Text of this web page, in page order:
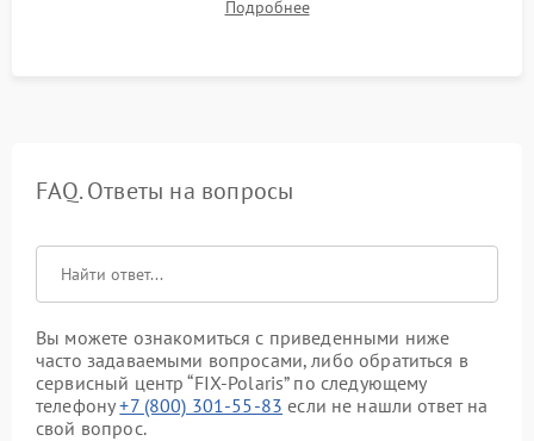
Тестирование автоматического возврата на док-станцию и
Подробнее
FAQ. Ответы на вопросы
Вы можете ознакомиться с приведенными ниже
часто задаваемыми вопросами, либо обратиться в
сервисный центр “FIX-Polaris” по следующему
телефону+7 (800) 301-55-83 если не нашли ответ на
свой вопрос.